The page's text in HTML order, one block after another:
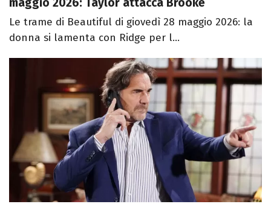
maggio 2026: Taylor attacca Brooke
Le trame di Beautiful di giovedì 28 maggio 2026: la
donna si lamenta con Ridge per l...